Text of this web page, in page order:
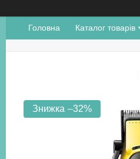
Головна Каталог товарів
–32%